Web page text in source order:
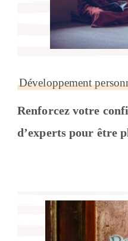
Développement
Renforcez votre
d’experts pour être